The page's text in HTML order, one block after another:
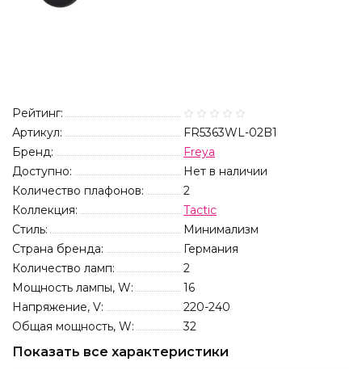
Рейтинг:
Артикул:
FR5363WL-02B1
Бренд:
Freya
Доступно:
Нет в наличии
Количество плафонов:
2
Коллекция:
Tactic
Стиль:
Минимализм
Страна бренда:
Германия
Количество ламп:
2
Мощность лампы, W:
16
Напряжение, V:
220-240
Общая мощность, W:
32
Показать все характеристики